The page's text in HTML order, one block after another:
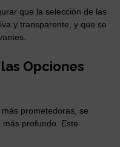
que la selección de las
y transparente, y que se
Opciones
prometedoras, se
profundo. Este